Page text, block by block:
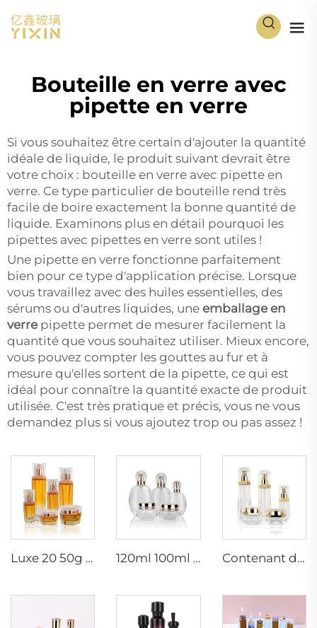
Bouteille en verre avec
pipette en verre
Si vous souhaitez être certain d'ajouter la quantité
idéale de liquide, le produit suivant devrait être
votre choix : bouteille en verre avec pipette en
verre. Ce type particulier de bouteille rend très
facile de boire exactement la bonne quantité de
liquide. Examinons plus en détail pourquoi les
pipettes avec pipettes en verre sont utiles !
Une pipette en verre fonctionne parfaitement
bien pour ce type d'application précise. Lorsque
vous travaillez avec des huiles essentielles, des
sérums ou d'autres liquides, une emballage en
verre pipette permet de mesurer facilement la
quantité que vous souhaitez utiliser. Mieux encore,
vous pouvez compter les gouttes au fur et à
mesure qu'elles sortent de la pipette, ce qui est
idéal pour connaître la quantité exacte de produit
utilisée. C'est très pratique et précis, vous ne vous
demandez plus si vous ajoutez trop ou pas assez !
Luxe 20 50g 20 40 90 110 ml bouteille cosmétique en verre vide pulvérisateur hexagonal pour lotion et crème de soin avec pompe 120ml 100ml 40ml ovale transparent personnalisé vide luxe cosmétique pot de crème pour le visage ensembles de bouteilles de soins de la peau emballage Contenant de soin de luxe 120ml 100ml 40ml 50g 20g bouteille tonique vide givrée bouteille en verre clair avec pompe